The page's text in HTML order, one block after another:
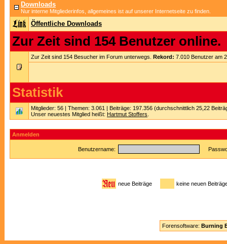
Downloads
Nur interne Mitgliederinfos, allgemeines ist auf unserer Internetseite zu finden.
Öffentliche Downloads
Zur Zeit sind 154 Benutzer online.
Zur Zeit sind 154 Besucher im Forum unterwegs. Rekord: 7.010 Benutzer am
Statistik
Mitglieder: 56 | Themen: 3.061 | Beiträge: 197.356 (durchschnittlich 25,22
Unser neuestes Mitglied heißt: Hartmut Stoffers
Anmelden
Benutzername:
neue Beiträge keine neuen
Forensoftware: Burning